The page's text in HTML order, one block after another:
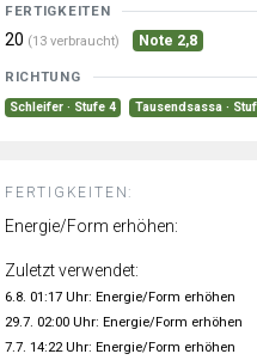
FERTIGKEITEN
20 (13 verbraucht) Note 2,8
RICHTUNG
Schleifer · Stufe 4 Tausendsassa ·
FERTIGKEITEN:
Energie/Form erhöhen:
Zuletzt verwendet:
6.8. 01:17 Uhr: Energie/Form erhöhen
29.7. 02:00 Uhr: Energie/Form erhöhen
7.7. 14:22 Uhr: Energie/Form erhöhen